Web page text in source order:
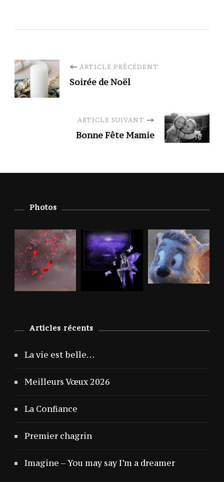
Navigation
d'article
ARTICLE PRÉCÉDENT
Soirée de Noël
ARTICLE SUIVANT
Bonne Fête Mamie
Photos
Articles récents
La vie est belle…
Meilleurs Vœux 2026
La Confiance
Premier chagrin
Imagine – You may say I’m a dreamer